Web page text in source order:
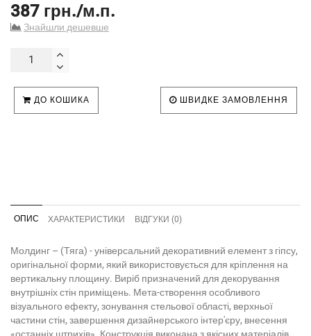
387 грн./м.п.
Знайшли дешевше
ДО КОШИКА ШВИДКЕ ЗАМОВЛЕННЯ
ОПИС ХАРАКТЕРИСТИКИ ВІДГУКИ (0)
Молдинг – (Тяга) - універсальний декоративний елемент з гіпсу,
оригінальної форми, який використовується для кріплення на
вертикальну площину. Виріб призначений для декорування
внутрішніх стін приміщень. Мета-створення особливого
візуального ефекту, зонування стельової області, верхньої
частини стін, завершення дизайнерського інтер'єру, внесення
«останніх штрихів». Конструкція виконана з якісних матеріалів,